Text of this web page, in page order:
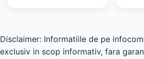
Disclaimer: Informatiile de pe
exclusiv in scop informativ, fara